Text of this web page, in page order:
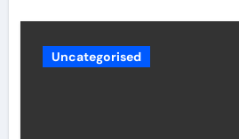
Uncategorised